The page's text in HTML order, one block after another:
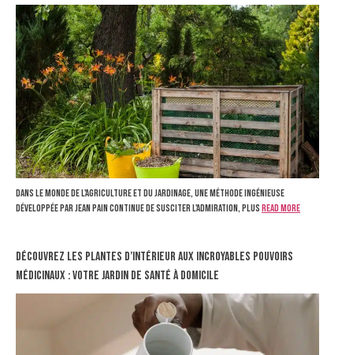
Dans le monde de l'agriculture et du jardinage, une méthode ingénieuse
développée par Jean Pain continue de susciter l'admiration, plusRead more
Découvrez les plantes d’intérieur aux incroyables pouvoirs
médicinaux : votre jardin de santé à domicile